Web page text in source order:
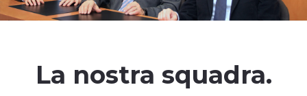
La nostra squadra.